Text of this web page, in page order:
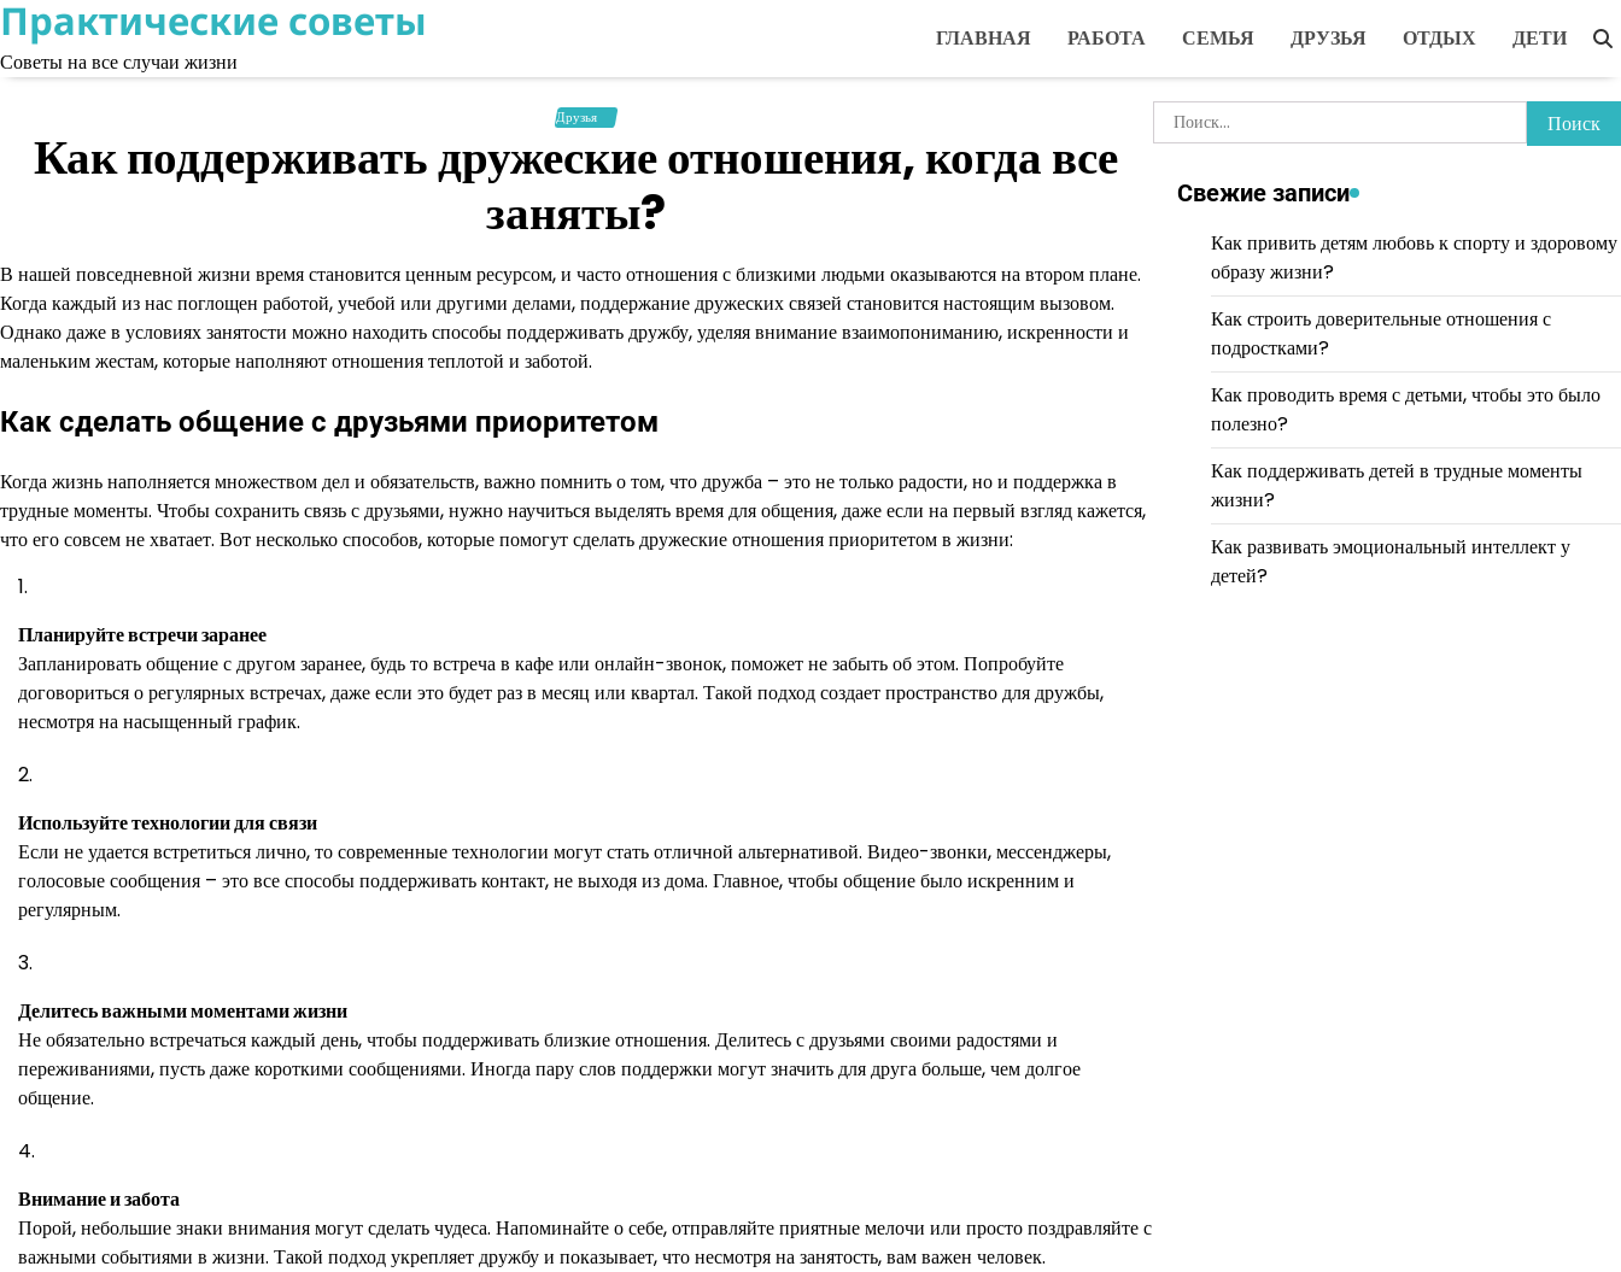
Skip
to
content
Практические советы
Советы на все случаи жизни
ГЛАВНАЯ РАБОТА СЕМЬЯ ДРУЗЬЯ ОТДЫХ ДЕТИ
Друзья
Как поддерживать дружеские отношения, когда все
заняты?
В нашей повседневной жизни время становится ценным ресурсом, и часто отношения с близкими людьми оказываются на втором плане.
Когда каждый из нас поглощен работой, учебой или другими делами, поддержание дружеских связей становится настоящим вызовом.
Однако даже в условиях занятости можно находить способы поддерживать дружбу, уделяя внимание взаимопониманию, искренности и
маленьким жестам, которые наполняют отношения теплотой и заботой.
Как сделать общение с друзьями приоритетом
Когда жизнь наполняется множеством дел и обязательств, важно помнить о том, что дружба – это не только радости, но и поддержка в
трудные моменты. Чтобы сохранить связь с друзьями, нужно научиться выделять время для общения, даже если на первый взгляд кажется,
что его совсем не хватает. Вот несколько способов, которые помогут сделать дружеские отношения приоритетом в жизни:
Планируйте встречи заранее
Запланировать общение с другом заранее, будь то встреча в кафе или онлайн-звонок, поможет не забыть об этом. Попробуйте
договориться о регулярных встречах, даже если это будет раз в месяц или квартал. Такой подход создает пространство для дружбы,
несмотря на насыщенный график.
Используйте технологии для связи
Если не удается встретиться лично, то современные технологии могут стать отличной альтернативой. Видео-звонки, мессенджеры,
голосовые сообщения – это все способы поддерживать контакт, не выходя из дома. Главное, чтобы общение было искренним и
регулярным.
Делитесь важными моментами жизни
Не обязательно встречаться каждый день, чтобы поддерживать близкие отношения. Делитесь с друзьями своими радостями и
переживаниями, пусть даже короткими сообщениями. Иногда пару слов поддержки могут значить для друга больше, чем долгое
общение.
Внимание и забота
Порой, небольшие знаки внимания могут сделать чудеса. Напоминайте о себе, отправляйте приятные мелочи или просто поздравляйте с
важными событиями в жизни. Такой подход укрепляет дружбу и показывает, что несмотря на занятость, вам важен человек.
Найти:
Свежие записи
Как привить детям любовь к спорту и здоровому
образу жизни?
Как строить доверительные отношения с
подростками?
Как проводить время с детьми, чтобы это было
полезно?
Как поддерживать детей в трудные моменты
жизни?
Как развивать эмоциональный интеллект у
детей?